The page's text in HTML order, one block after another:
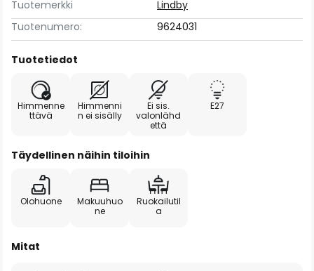
Tuotemerkki
Lindby
Tuotenumero:
9624031
Tuotetiedot
Himmenne
ttävä
Himmenni
n ei sisälly
Ei sis.
valonlähd
että
E27
Täydellinen näihin tiloihin
Olohuone
Makuuhuo
ne
Ruokailutil
a
Mitat